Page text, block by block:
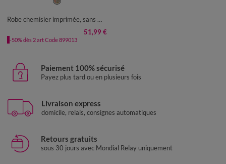
Robe chemisier imprimée, sans manches
51,99 €
-50% dès 2 art Code 899013
Paiement 100% sécurisé
Payez plus tard ou en plusieurs fois
Livraison express
domicile, relais, consignes automatiques
Retours gratuits
sous 30 jours avec Mondial Relay uniquement